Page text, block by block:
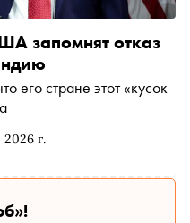
2026 г.
запомнят отказ
его стране этот «кусок